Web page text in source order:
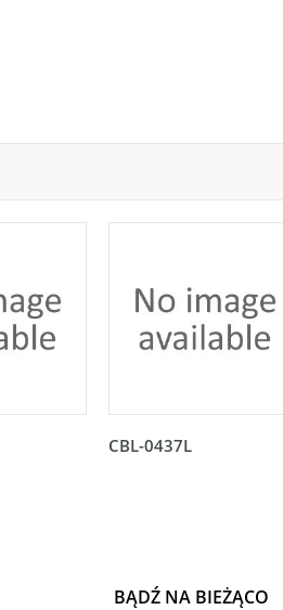
CBL-0437L
BĄDŹ NA BIEŻĄCO